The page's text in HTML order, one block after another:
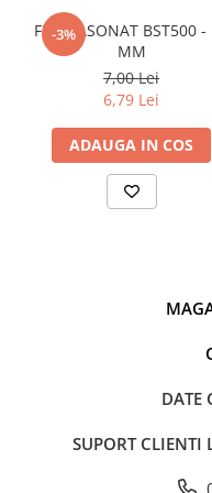
Policarbonat
Trepte și grătare zincate
-3%
FIER FASONAT BST500 -
MM
7,00 Lei
6,79 Lei
ADAUGA IN COS
DATE
SUPORT CLIENTI